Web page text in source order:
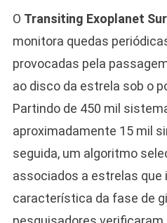
O Transiting Exoplanet
monitora quedas
provocadas pela
ao disco da estrela sob o
Partindo de 450 mil
aproximadamente 15 mil
seguida, um algoritmo
associados a estrelas que
característica da fase de